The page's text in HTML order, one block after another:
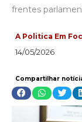
frentes
A Politica Em
14/05/2026
Compartilhar